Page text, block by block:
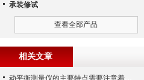
承装修试
查看全部产品
相关文章
动平衡测量仪的主要特点需要注意着些什么呢